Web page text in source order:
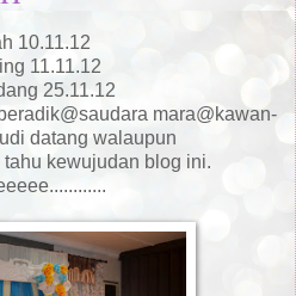
10.11.12
11.11.12
25.11.12
mara@kawan-
datang walaupun
tahu kewujudan blog ini.